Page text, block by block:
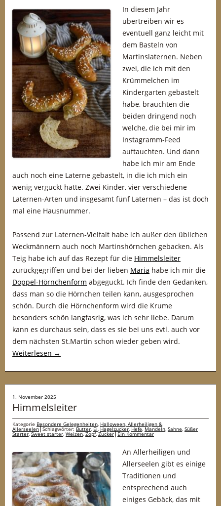
In diesem Jahr
übertreiben wir es
eventuell ganz leicht mit
dem Basteln von
Martinslaternen. Neben
zwei, die ich mit den
Krümmelchen im
Kindergarten gebastelt
habe, brauchten die
beiden dringend noch
welche, die bei mir im
Instagramm-Feed
auftauchten. Und dann
habe ich mir am Ende
auch noch eine Laterne gebastelt, in die ich mich ein
wenig verguckt hatte. Zwei Kinder, vier verschiedene
Laternen-Arten und insgesamt fünf Laternen – das ist doch
mal eine Hausnummer.
Passend zur Laternen-Vielfalt habe ich außer den üblichen
Weckmännern auch noch Martinshörnchen gebacken. Als
Teig habe ich auf das Rezept für die Himmelsleiter
zurückgegriffen und bei der lieben Maria habe ich mir die
Doppel-Hörnchenform abgeguckt. Ich finde den Gedanken,
dass man so die Hörnchen teilen kann, ausgesprochen
schön. Durch die Hörnchenform wird die Krume
besonders schön langfasrig, was ich sehr liebe. Darum
kann es durchaus sein, dass es sie bei uns evtl. auch vor
dem nächsten St.Martin schon wieder geben wird.
Weiterlesen →
1. November 2025
Himmelsleiter
Kategorie Besondere Gelegenheiten, Halloween, Allerheiligen &
Allerseelen Schlagwörter:Butter,Ei, Hagelzucker,Hefe,Mandeln, Sahne, Süßer
Starter,Sweet starter, Weizen,Zopf,Zucker Ein Kommentar
An Allerheiligen und
Allerseelen gibt es einige
Traditionen und
entsprechend auch
einiges Gebäck, das mit